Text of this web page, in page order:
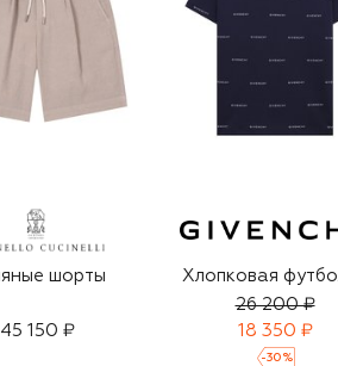
шорты
45 150 ₽
Хлопковая
26 200 ₽
18 350 ₽
-30 %